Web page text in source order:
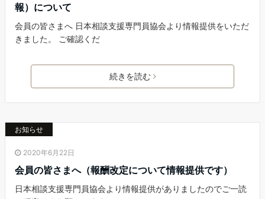
報）について
会員の皆さまへ 日本相談支援専門員協会より情報提供をいただ
きました。 ご確認くだ
続きを読む
お知らせ
2020年6月22日
会員の皆さまへ（報酬改定について情報提供です）
日本相談支援専門員協会より情報提供がありましたのでご一読